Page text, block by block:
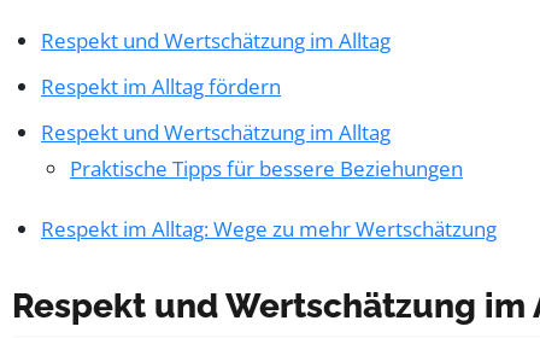
Respekt und Wertschätzung im Alltag
Respekt im Alltag fördern
Respekt und Wertschätzung im Alltag
Praktische Tipps für bessere Beziehungen
Respekt im Alltag: Wege zu mehr Wertschätzung
Respekt und Wertschätzung im